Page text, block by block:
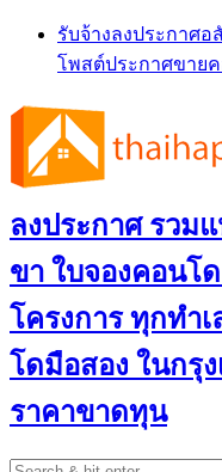
Skip
content
รับจ้างลงประกาศ
โพสต์ประกาศขาย
ลงประกาศ รวม
ขา ใบจองคอนโ
โครงการ ทุกทำ
โดมือสอง ในกรุ
ราคาขาดทุน